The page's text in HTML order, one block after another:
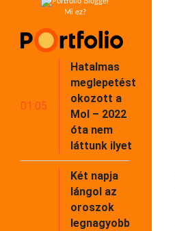
Mi ez?
01:05
Hatalmas
meglepetést
okozott a
Mol – 2022
óta nem
láttunk ilyet
Két napja
lángol az
oroszok
legnagyobb